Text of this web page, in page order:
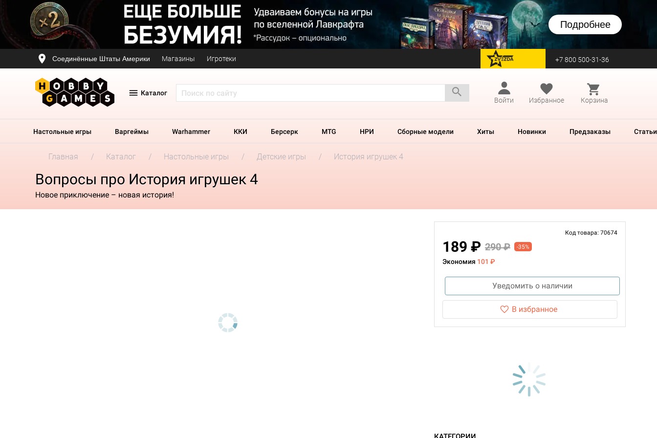
Подробнее
Соединённые Штаты Америки Магазины Игротеки перейти на Zvezda +7 800 500-31-36
Каталог
Войти
Избранное Корзина
Настольные игры Варгеймы Warhammer ККИ Берсерк MTG НРИ Сборные модели Хиты Новинки Предзаказы Статьи
Главная Каталог Настольные игры Детские игры История игрушек 4
Вопросы про История игрушек 4
Новое приключение – новая история!
Код товара: 70674
189 ₽ 290 ₽ -35%
Экономия 101 ₽
Уведомить о наличии
В избранное